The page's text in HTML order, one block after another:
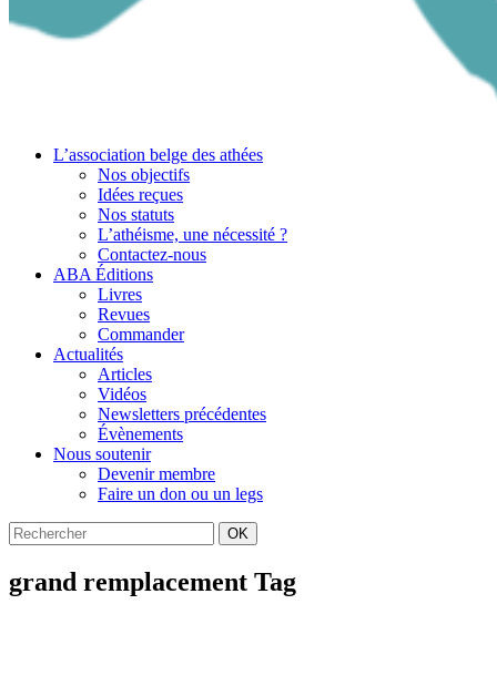
L’association belge des athées
Nos objectifs
Idées reçues
Nos statuts
L’athéisme, une nécessité ?
Contactez-nous
ABA Éditions
Livres
Revues
Commander
Actualités
Articles
Vidéos
Newsletters précédentes
Évènements
Nous soutenir
Devenir membre
Faire un don ou un legs
OK
grand remplacement Tag